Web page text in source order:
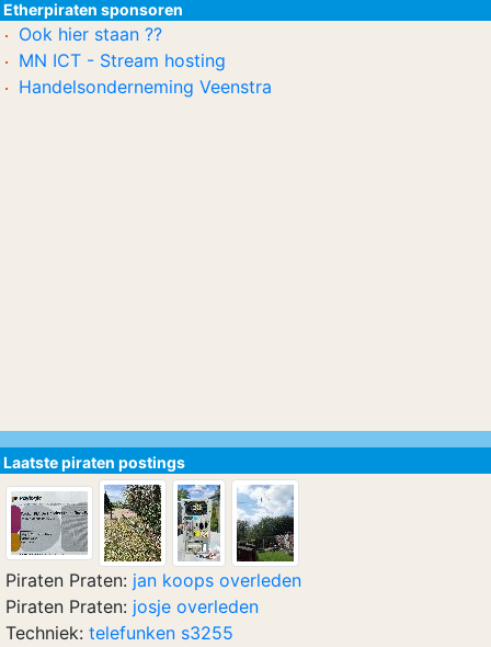
Etherpiraten sponsoren
Ook hier staan ??
MN ICT - Stream hosting
Handelsonderneming Veenstra
Laatste piraten postings
Piraten Praten: jan koops overleden
Piraten Praten: josje overleden
Techniek: telefunken s3255